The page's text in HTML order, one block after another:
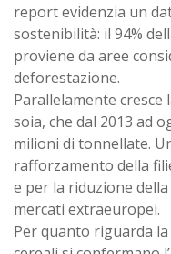
report evidenzia un
sostenibilità: il 94%
proviene da aree
deforestazione.
Parallelamente
soia, che dal 2013 ad
milioni di tonnellate.
rafforzamento della
e per la riduzione
mercati extraeuropei.
Per quanto riguarda